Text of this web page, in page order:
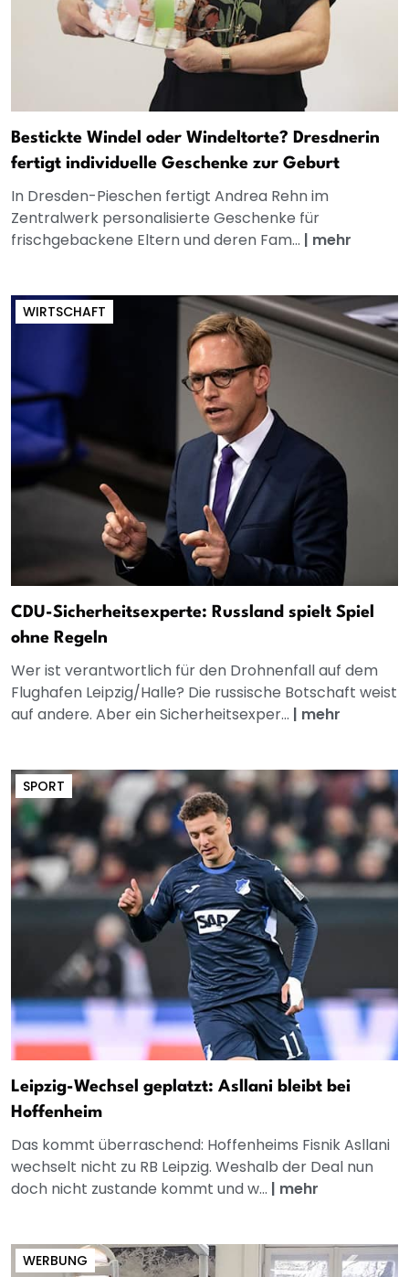
Bestickte Windel oder Windeltorte? Dresdnerin
fertigt individuelle Geschenke zur Geburt
In Dresden-Pieschen fertigt Andrea Rehn im
Zentralwerk personalisierte Geschenke für
frischgebackene Eltern und deren Fam... | mehr
WIRTSCHAFT
CDU-Sicherheitsexperte: Russland spielt Spiel
ohne Regeln
Wer ist verantwortlich für den Drohnenfall auf dem
Flughafen Leipzig/Halle? Die russische Botschaft weist
auf andere. Aber ein Sicherheitsexper... | mehr
SPORT
Leipzig-Wechsel geplatzt: Asllani bleibt bei
Hoffenheim
Das kommt überraschend: Hoffenheims Fisnik Asllani
wechselt nicht zu RB Leipzig. Weshalb der Deal nun
doch nicht zustande kommt und w... | mehr
WERBUNG